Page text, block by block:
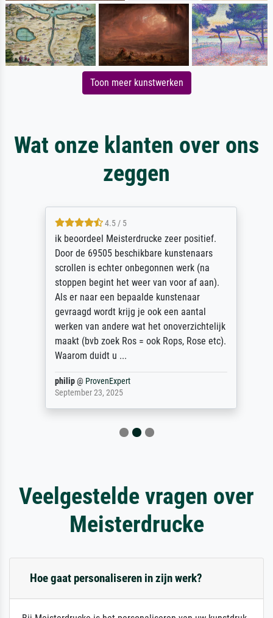
Toon meer kunstwerken
Wat onze klanten over ons
zeggen
4.5 / 5
ik beoordeel Meisterdrucke zeer positief.
Door de 69505 beschikbare kunstenaars
scrollen is echter onbegonnen werk (na
stoppen begint het weer van voor af aan).
Als er naar een bepaalde kunstenaar
gevraagd wordt krijg je ook een aantal
werken van andere wat het onoverzichtelijk
maakt (bvb zoek Ros = ook Rops, Rose etc).
Waarom duidt u ...
philip@ProvenExpert
September 23, 2025
Veelgestelde vragen over
Meisterdrucke
Hoe gaat personaliseren in zijn werk?